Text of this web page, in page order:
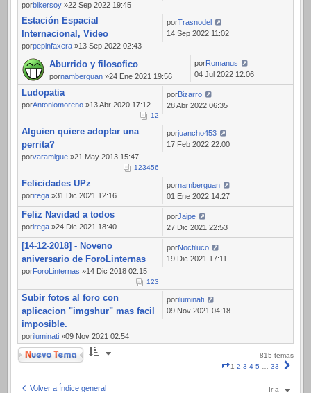
porbikersoy »22 Sep 2022 19:45
Estación Espacial
Internacional, Video
porpepinfaxera »13 Sep 2022 02:43
porTrasnodel
14 Sep 2022 11:02
Aburrido y filosofico
pornamberguan »24 Ene 2021 19:56
porRomanus
04 Jul 2022 12:06
Ludopatia
porAntoniomoreno »13 Abr 2020 17:12
12
porBizarro
28 Abr 2022 06:35
Alguien quiere adoptar una
perrita?
porvaramigue »21 May 2013 15:47
123456
porjuancho453
17 Feb 2022 22:00
Felicidades UPz
porirega »31 Dic 2021 12:16
pornamberguan
01 Ene 2022 14:27
Feliz Navidad a todos
porirega »24 Dic 2021 18:40
porJaipe
27 Dic 2021 22:53
[14-12-2018] - Noveno
aniversario de ForoLinternas
porForoLinternas »14 Dic 2018 02:15
123
porNoctiluco
19 Dic 2021 17:11
Subir fotos al foro con
aplicacion "imgshur" mas facil
imposible.
poriluminati »09 Nov 2021 02:54
poriluminati
09 Nov 2021 04:18
Nuevo Tema
815 temas
Página
1 2 3 4 5 … 33
Volver a Índice general Ir a